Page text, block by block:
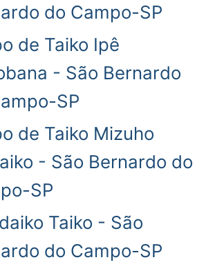
do Campo-SP
de Taiko Ipê
- São Bernardo
SP
de Taiko Mizuho
- São Bernardo do
SP
Taiko - São
do Campo-SP